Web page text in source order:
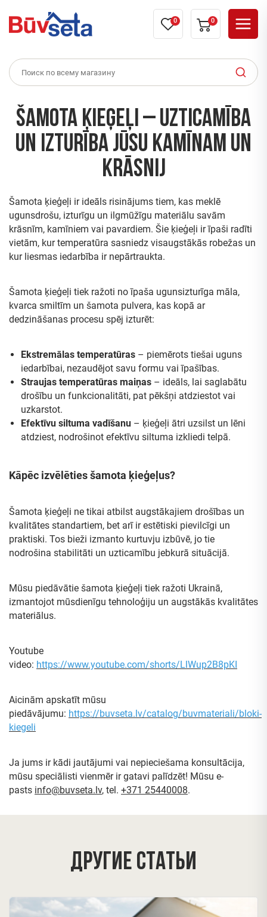
0 0
Šamota ķieģeļi – uzticamība
un izturība Jūsu kamīnam un
krāsnij
Šamota ķieģeļi ir ideāls risinājums tiem, kas meklē
ugunsdrošu, izturīgu un ilgmūžīgu materiālu savām
krāsnīm, kamīniem vai pavardiem. Šie ķieģeļi ir īpaši radīti
vietām, kur temperatūra sasniedz visaugstākās robežas un
kur liesmas iedarbība ir nepārtraukta.
Šamota ķieģeļi tiek ražoti no īpaša ugunsizturīga māla,
kvarca smiltīm un šamota pulvera, kas kopā ar
dedzināšanas procesu spēj izturēt:
Ekstremālas temperatūras – piemērots tiešai uguns
iedarbībai, nezaudējot savu formu vai īpašības.
Straujas temperatūras maiņas – ideāls, lai saglabātu
drošību un funkcionalitāti, pat pēkšņi atdziestot vai
uzkarstot.
Efektīvu siltuma vadīšanu – ķieģeļi ātri uzsilst un lēni
atdziest, nodrošinot efektīvu siltuma izkliedi telpā.
Kāpēc izvēlēties šamota ķieģeļus?
Šamota ķieģeļi ne tikai atbilst augstākajiem drošības un
kvalitātes standartiem, bet arī ir estētiski pievilcīgi un
praktiski. Tos bieži izmanto kurtuvju izbūvē, jo tie
nodrošina stabilitāti un uzticamību jebkurā situācijā.
Mūsu piedāvātie šamota ķieģeļi tiek ražoti Ukrainā,
izmantojot mūsdienīgu tehnoloģiju un augstākās kvalitātes
materiālus.
Youtube
video: https://www.youtube.com/shorts/LlWup2B8pKI
Aicinām apskatīt mūsu
piedāvājumu: https://buvseta.lv/catalog/buvmateriali/bloki-
kiegeli
Ja jums ir kādi jautājumi vai nepieciešama konsultācija,
mūsu speciālisti vienmēr ir gatavi palīdzēt! Mūsu e-
pasts info@buvseta.lv, tel. +371 25440008.
Другие статьи